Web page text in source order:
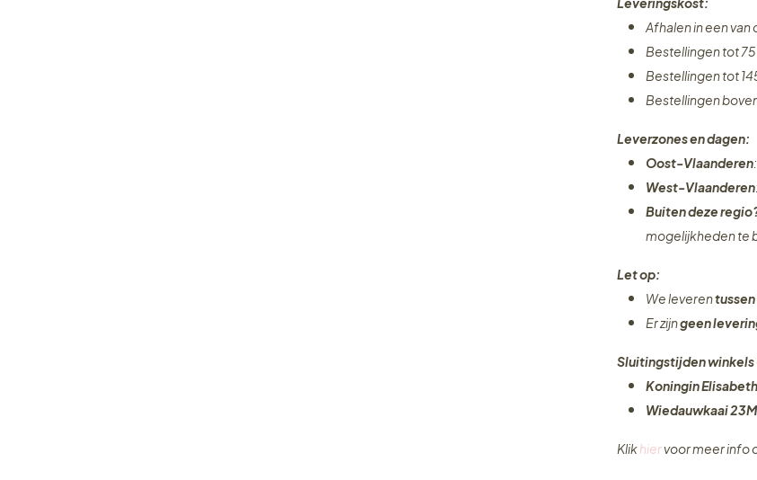
Afhalen in een
Bestellingen tot
Bestellingen tot
Bestellingen
Leverzones en dagen:
Oost-Vlaanderen
West-Vlaanderen
Buiten deze
mogelijkheden te
Let op:
We leverentussen
Er zijngeen
Sluitingstijden winkels
Koningin
Wiedauwkaai
Klikhiervoor meer info